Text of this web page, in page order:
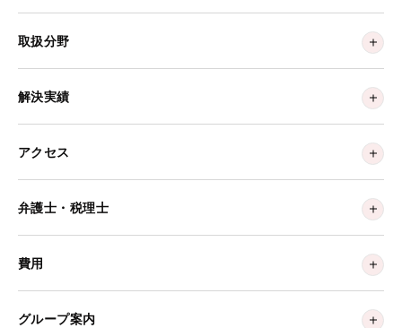
取扱分野
解決実績
アクセス
弁護士・税理士
費用
グループ案内